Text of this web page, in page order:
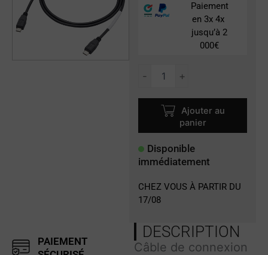
PAIEMENT
DESCRIPTION
Câble de connexion
Paiement
en 3x 4x
jusqu’à 2
000€
- +
Ajouter au
panier
Disponible
immédiatement
CHEZ VOUS À PARTIR DU
17/08